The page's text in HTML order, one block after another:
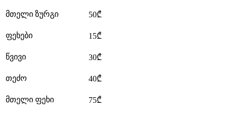
მთელი ზურგი 50₾
ფეხები 15₾
წვივი 30₾
თეძო 40₾
მთელი ფეხი 75₾